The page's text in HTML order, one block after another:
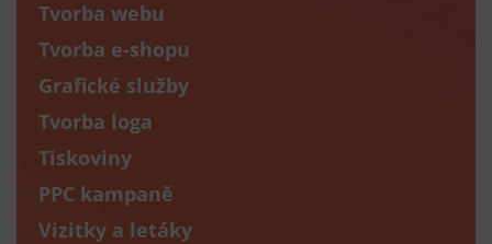
Tvorba webu
Tvorba e-shopu
Grafické služby
Tvorba loga
Tiskoviny
PPC kampaně
Vizitky a letáky